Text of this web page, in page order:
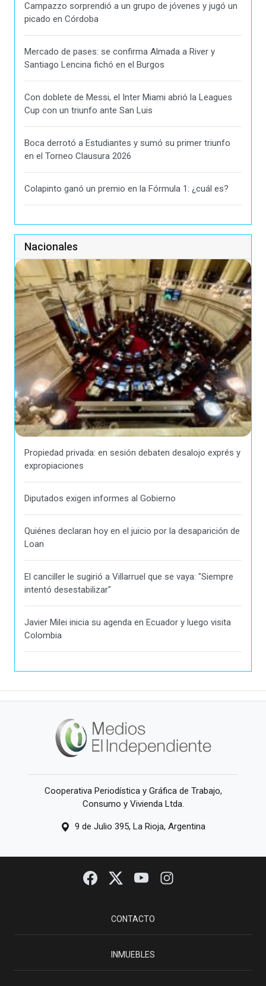
Campazzo sorprendió a un grupo de jóvenes y jugó un
picado en Córdoba
Mercado de pases: se confirma Almada a River y
Santiago Lencina fichó en el Burgos
Con doblete de Messi, el Inter Miami abrió la Leagues
Cup con un triunfo ante San Luis
Boca derrotó a Estudiantes y sumó su primer triunfo
en el Torneo Clausura 2026
Colapinto ganó un premio en la Fórmula 1: ¿cuál es?
Nacionales
Propiedad privada: en sesión debaten desalojo exprés y
expropiaciones
Diputados exigen informes al Gobierno
Quiénes declaran hoy en el juicio por la desaparición de
Loan
El canciller le sugirió a Villarruel que se vaya: "Siempre
intentó desestabilizar"
Javier Milei inicia su agenda en Ecuador y luego visita
Colombia
Cooperativa Periodística y Gráfica de Trabajo,
Consumo y Vivienda Ltda.
9 de Julio 395, La Rioja, Argentina
CONTACTO
INMUEBLES